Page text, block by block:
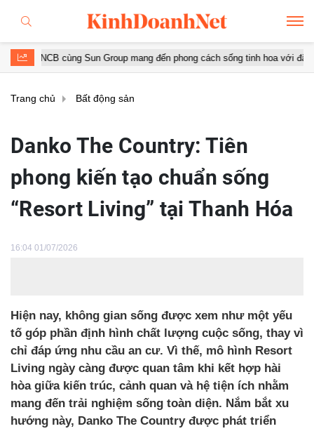
Sun Group mang đến phong cách sống tinh hoa với đặc quyền hàng
Trang chủ Bất động sản
Danko The Country: Tiên
phong kiến tạo chuẩn sống
“Resort Living” tại Thanh Hóa
16:04 01/07/2026
Hiện nay, không gian sống được xem như một yếu
tố góp phần định hình chất lượng cuộc sống, thay vì
chỉ đáp ứng nhu cầu an cư. Vì thế, mô hình Resort
Living ngày càng được quan tâm khi kết hợp hài
hòa giữa kiến trúc, cảnh quan và hệ tiện ích nhằm
mang đến trải nghiệm sống toàn diện. Nắm bắt xu
hướng này, Danko The Country được phát triển